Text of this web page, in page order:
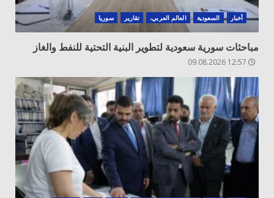
أخبار السعودية العالم العربي، تقارير سوريا
مباحثات سورية سعودية لتطوير البنية التحتية للنفط والغاز